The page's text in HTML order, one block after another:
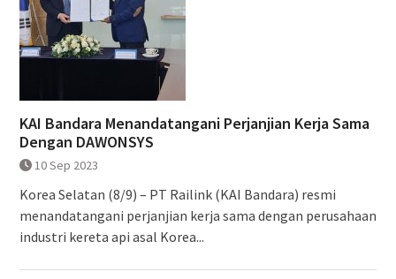
KAI Bandara Menandatangani Perjanjian Kerja Sama
Dengan DAWONSYS
10 Sep 2023
Korea Selatan (8/9) – PT Railink (KAI Bandara) resmi
menandatangani perjanjian kerja sama dengan perusahaan
industri kereta api asal Korea...